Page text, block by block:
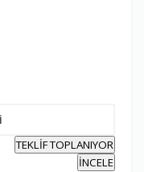
TEKLİF TOPLANIYOR
İNCELE